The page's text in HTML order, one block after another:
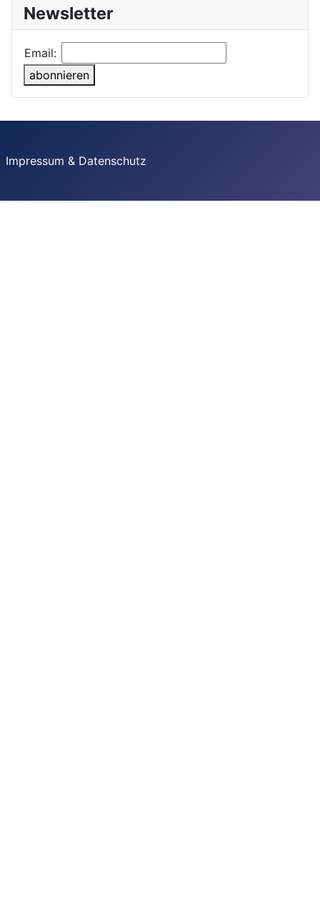
Newsletter
Email:
abonnieren
Impressum & Datenschutz